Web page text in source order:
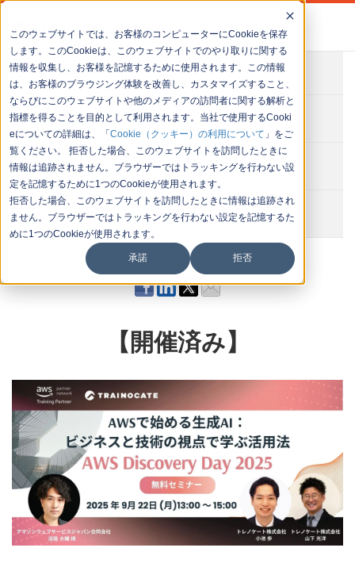
このウェブサイトでは、お客様のコンピューターにCookieを保存
します。このCookieは、このウェブサイトでのやり取りに関する
情報を収集し、お客様を記憶するために使用されます。この情報
は、お客様のブラウジング体験を改善し、カスタマイズすること、
ならびにこのウェブサイトや他のメディアの訪問者に関する解析と
指標を得ることを目的として利用されます。当社で使用するCooki
eについての詳細は、「 Cookie（クッキー）の利用について 」をご
覧ください。 拒否した場合、このウェブサイトを訪問したときに
情報は追跡されません。ブラウザーではトラッキングを行わない設
定を記憶するために1つのCookieが使用されます。
拒否した場合、このウェブサイトを訪問したときに情報は追跡され
ません。ブラウザーではトラッキングを行わない設定を記憶するた
めに1つのCookieが使用されます。
承諾 拒否
会社概要
お問い合わせ
セミナー一覧
イベント一覧
【開催済み】